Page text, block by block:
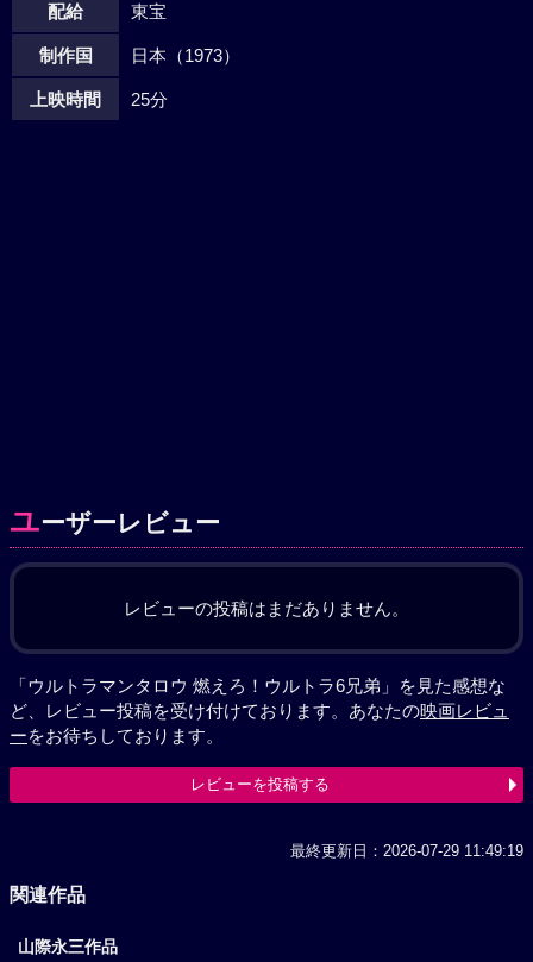
配給 東宝
制作国 日本（1973）
上映時間 25分
ユーザーレビュー
レビューの投稿はまだありません。
「ウルトラマンタロウ 燃えろ！ウルトラ6兄弟」を見た感想な
ど、レビュー投稿を受け付けております。あなたの映画レビュ
ーをお待ちしております。
レビューを投稿する
最終更新日：2026-07-29 11:49:19
関連作品
山際永三作品